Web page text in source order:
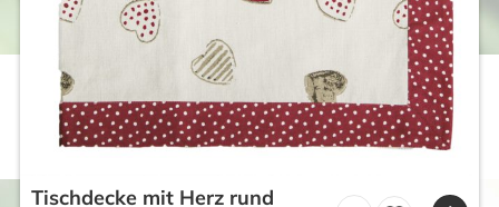
Tischdecke mit Herz rund